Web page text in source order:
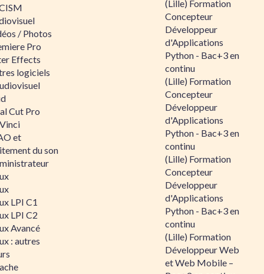
/ Photos
Pro
Effects
logiciels
Cut Pro
et
du son
LPI C1
LPI C2
Avancé
: autres
(Lille) Formation
Concepteur
Développeur
d'Applications
Python - Bac+3 en
continu
(Lille) Formation
Concepteur
Développeur
d'Applications
Python - Bac+3 en
continu
(Lille) Formation
Concepteur
Développeur
d'Applications
Python - Bac+3 en
continu
(Lille) Formation
Développeur Web
et Web Mobile –